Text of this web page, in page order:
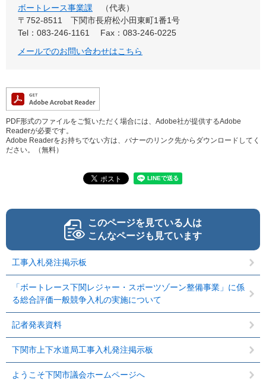
ボートレース事業課
代表
〒752-8511
下関市長府松小田東町1番1号
Tel：083-246-1161
Fax：083-246-0225
メールでのお問い合わせはこちら
PDF形式のファイルをご覧いただく場合には、Adobe社が提供するAdobe
Readerが必要です。
Adobe Readerをお持ちでない方は、バナーのリンク先からダウンロードしてく
ださい。（無料）
このページを見ている人は
こんなページも見ています
工事入札発注掲示板
「ボートレース下関レジャー・スポーツゾーン整備事業」に係
る総合評価一般競争入札の実施について
記者発表資料
下関市上下水道局工事入札発注掲示板
ようこそ下関市議会ホームページへ